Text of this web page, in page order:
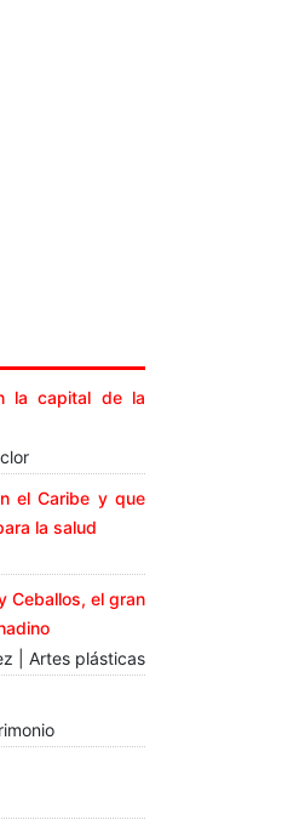
la capital de la
el Caribe y que
la salud
Ceballos, el gran
| Artes plásticas